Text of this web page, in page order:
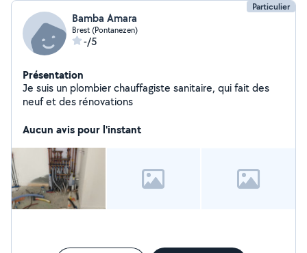
Particulier
Bamba Amara
Brest (Pontanezen)
-/5
Présentation
Je suis un plombier chauffagiste sanitaire, qui fait des
neuf et des rénovations
Aucun avis pour l'instant